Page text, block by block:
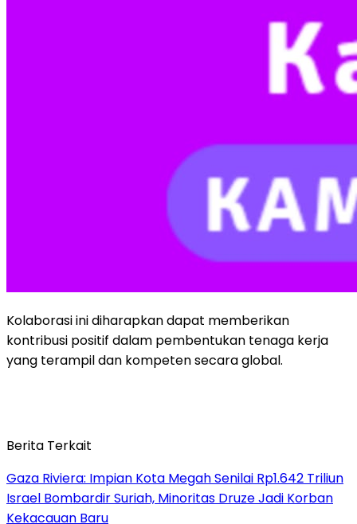
Kolaborasi ini diharapkan dapat memberikan
kontribusi positif dalam pembentukan tenaga kerja
yang terampil dan kompeten secara global.
Berita Terkait
Gaza Riviera: Impian Kota Megah Senilai Rp1.642 Triliun
Israel Bombardir Suriah, Minoritas Druze Jadi Korban
Kekacauan Baru